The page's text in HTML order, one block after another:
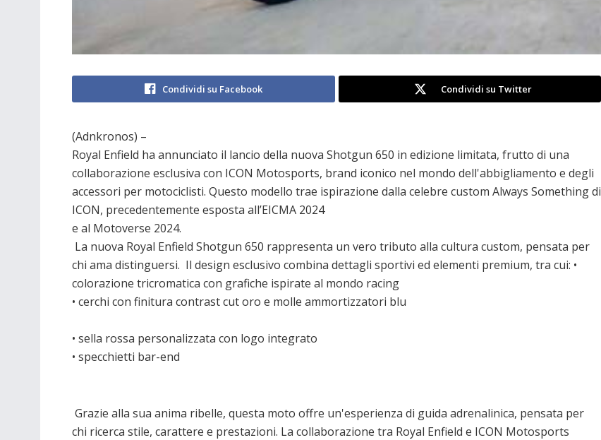
Condividi su Facebook Condividi su Twitter
(Adnkronos) –
Royal Enfield ha annunciato il lancio della nuova Shotgun 650 in edizione limitata, frutto di una
collaborazione esclusiva con ICON Motosports, brand iconico nel mondo dell'abbigliamento e degli
accessori per motociclisti. Questo modello trae ispirazione dalla celebre custom Always Something di
ICON, precedentemente esposta all’EICMA 2024
e al Motoverse 2024.
La nuova Royal Enfield Shotgun 650 rappresenta un vero tributo alla cultura custom, pensata per
chi ama distinguersi. Il design esclusivo combina dettagli sportivi ed elementi premium, tra cui: •
colorazione tricromatica con grafiche ispirate al mondo racing
• cerchi con finitura contrast cut oro e molle ammortizzatori blu
• sella rossa personalizzata con logo integrato
• specchietti bar-end
Grazie alla sua anima ribelle, questa moto offre un'esperienza di guida adrenalinica, pensata per
chi ricerca stile, carattere e prestazioni. La collaborazione tra Royal Enfield e ICON Motosports